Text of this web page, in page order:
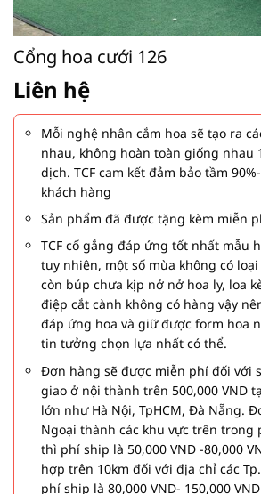
Cổng hoa cưới 126
Liên hệ
Mỗi nghệ nhân cắm hoa sẽ tạo ra
nhau, không hoàn toàn giống nhau
dịch. TCF cam kết đảm bảo tầm
khách hàng
Sản phẩm đã được tặng kèm miễn
TCF cố gắng đáp ứng tốt nhất mẫu
tuy nhiên, một số mùa không có
còn búp chưa kịp nở nở hoa ly, loa
điệp cắt cành không có hàng vậy
đáp ứng hoa và giữ được form hoa
tin tưởng chọn lựa nhất có thể.
Đơn hàng sẽ được miễn phí đối với
giao ở nội thành trên 500,000 VND
lớn như Hà Nội, TpHCM, Đà Nẵng.
Ngoại thành các khu vực trên trong
thì phí ship là 50,000 VND -80,000
hợp trên 10km đối với địa chỉ các
phí ship là 80,000 VND- 150,000